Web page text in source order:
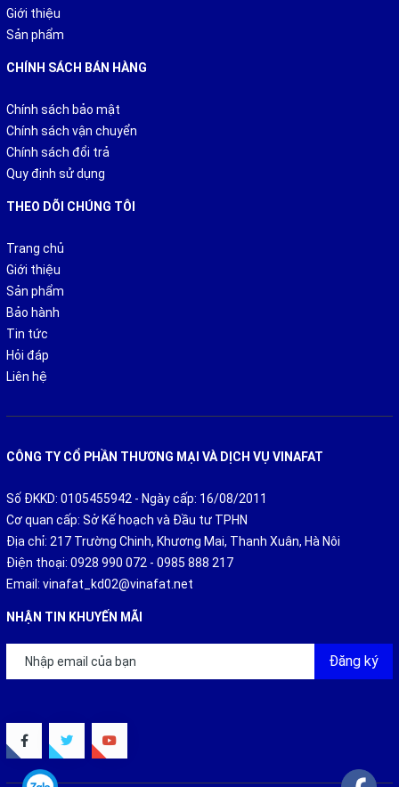
Giới thiệu
Sản phẩm
CHÍNH SÁCH BÁN HÀNG
Chính sách bảo mật
Chính sách vận chuyển
Chính sách đổi trả
Quy định sử dụng
THEO DÕI CHÚNG TÔI
Trang chủ
Giới thiệu
Sản phẩm
Bảo hành
Tin tức
Hỏi đáp
Liên hệ
CÔNG TY CỔ PHẦN THƯƠNG MẠI VÀ DỊCH VỤ VINAFAT
Số ĐKKD: 0105455942 - Ngày cấp: 16/08/2011
Cơ quan cấp: Sở Kế hoạch và Đầu tư TPHN
Địa chỉ: 217 Trường Chinh, Khương Mai, Thanh Xuân, Hà Nôi
Điện thoại: 0928 990 072 - 0985 888 217
Email: vinafat_kd02@vinafat.net
NHẬN TIN KHUYẾN MÃI
Đăng ký